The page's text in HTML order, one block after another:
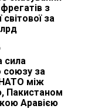
з
світової за
сила
союзу за
між
Пакистаном
Аравією